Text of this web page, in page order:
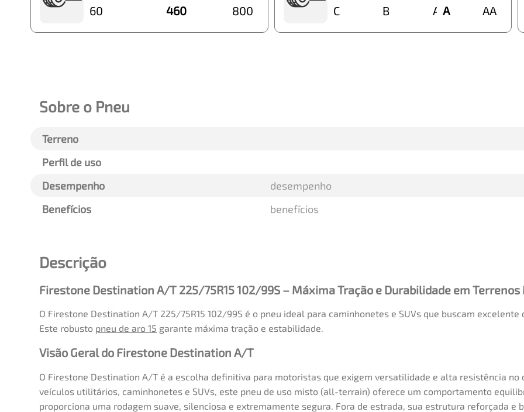
460
60 800 A
C B A AA
Sobre o Pneu
Terreno
Perfil de uso
Desempenho
desempenho
Benefícios
benefícios
Descrição
Firestone Destination A/T 225/75R15 102/99S – Máxima Tração e Durabilidade em
O Firestone Destination A/T 225/75R15 102/99S é o pneu ideal para caminhonetes e SUVs que buscam
Este robusto pneu de aro 15 garante máxima tração e estabilidade.
Visão Geral do Firestone Destination A/T
O Firestone Destination A/T é a escolha definitiva para motoristas que exigem versatilidade e alta resistência no
veículos utilitários, caminhonetes e SUVs, este pneu de uso misto (all-terrain) oferece um comportamento
proporciona uma rodagem suave, silenciosa e extremamente segura. Fora de estrada, sua estrutura reforçada